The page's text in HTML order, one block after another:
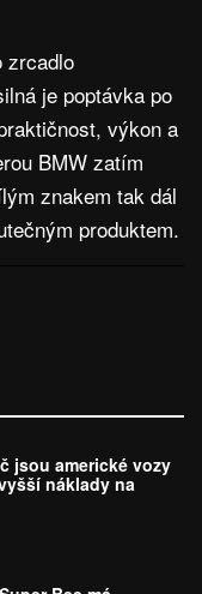
zrcadlo
je poptávka po
výkon a
BMW zatím
znakem tak dál
produktem.
jsou americké vozy
náklady na